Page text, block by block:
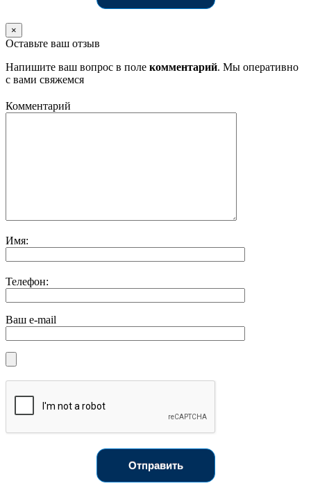
×
Оставьте ваш отзыв
Напишите ваш вопрос в поле комментарий. Мы оперативно
с вами свяжемся
Комментарий
Имя:
Телефон:
Ваш e-mail
Отправить